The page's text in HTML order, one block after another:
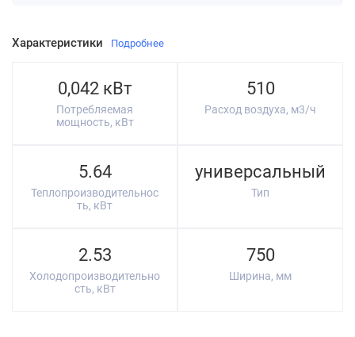
Характеристики Подробнее
0,042 кВт
Потребляемая
мощность, кВт
510
Расход воздуха, м3/ч
5.64
Теплопроизводительнос
ть, кВт
универсальный
Тип
2.53
Холодопроизводительно
сть, кВт
750
Ширина, мм